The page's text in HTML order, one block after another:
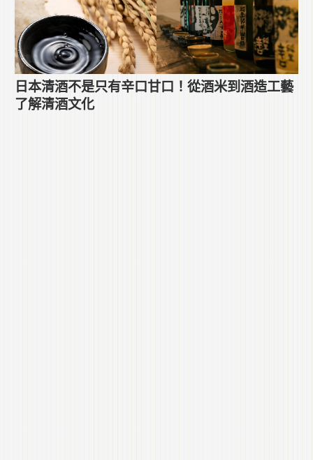
日本清酒不是只有辛口甘口！從酒米到酒造工藝
了解清酒文化